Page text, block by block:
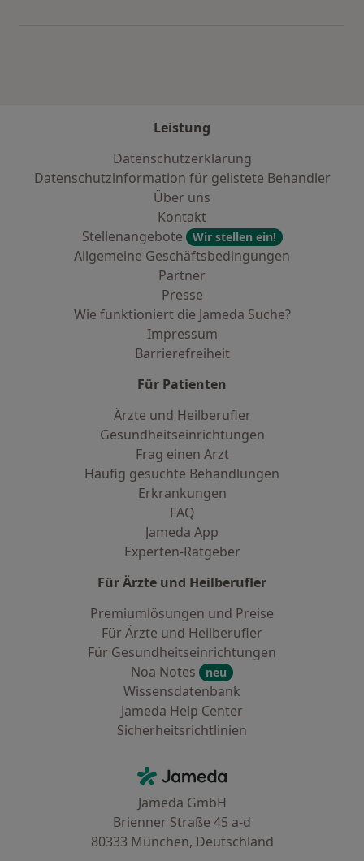
Leistung
Datenschutzerklärung
Datenschutzinformation für gelistete Behandler
Über uns
Kontakt
Stellenangebote
Wir stellen ein!
Allgemeine Geschäftsbedingungen
Partner
Presse
Wie funktioniert die Jameda Suche?
Impressum
Barrierefreiheit
Für Patienten
Ärzte und Heilberufler
Gesundheitseinrichtungen
Frag einen Arzt
Häufig gesuchte Behandlungen
Erkrankungen
FAQ
Jameda App
Experten-Ratgeber
Für Ärzte und Heilberufler
Premiumlösungen und Preise
Für Ärzte und Heilberufler
Für Gesundheitseinrichtungen
Noa Notes
neu
Wissensdatenbank
Jameda Help Center
Sicherheitsrichtlinien
Jameda - Startseite
Jameda GmbH
Brienner Straße 45 a-d
80333 München, Deutschland